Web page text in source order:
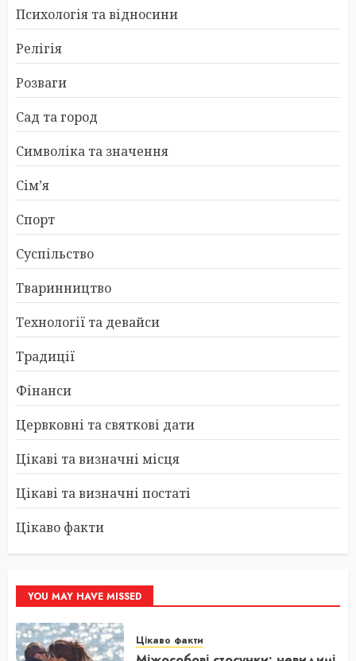
Психологія та відносини
Релігія
Розваги
Сад та город
Символіка та значення
Сім’я
Спорт
Суспільство
Тваринництво
Технології та девайси
Традиції
Фінанси
Цервковні та святкові дати
Цікаві та визначні місця
Цікаві та визначні постаті
Цікаво факти
YOU MAY HAVE MISSED
Цікаво факти